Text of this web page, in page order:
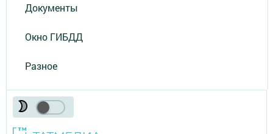
Документы
Окно ГИБДД
Разное